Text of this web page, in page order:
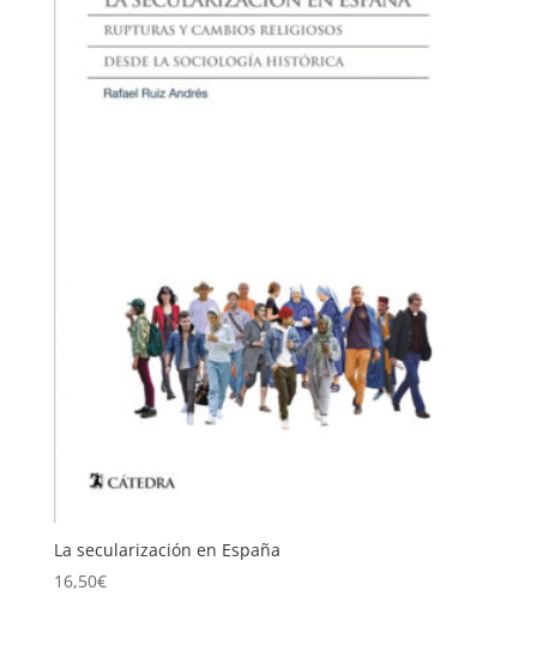
La secularización en España
16,50€